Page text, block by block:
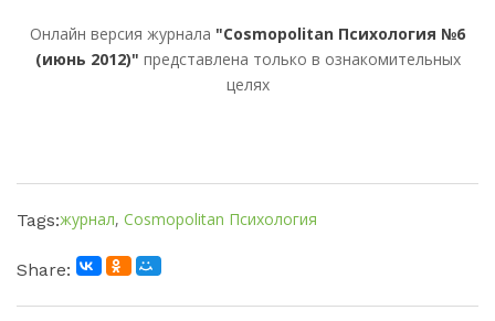
Онлайн версия журнала "Cosmopolitan Психология №6
(июнь 2012)" представлена только в ознакомительных
целях
Tags:журнал, Cosmopolitan Психология
Share: